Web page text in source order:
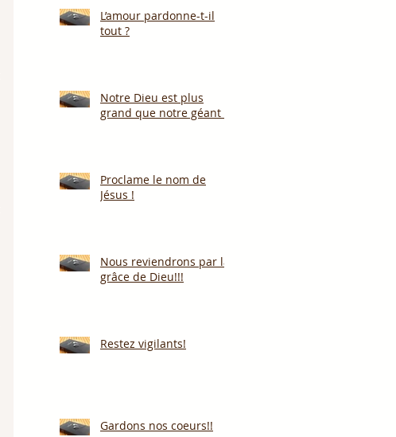
L’amour pardonne-t-il
tout ?
Notre Dieu est plus
grand que notre géant !
Proclame le nom de
Jésus !
Nous reviendrons par la
grâce de Dieu!!!
Restez vigilants!
Gardons nos coeurs!!